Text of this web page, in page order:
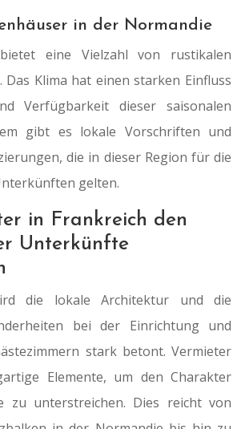
in der Normandie
eine Vielzahl von rustikalen
Das Klima hat einen starken Einfluss
Verfügbarkeit dieser saisonalen
gibt es lokale Vorschriften und
die in dieser Region für die
gelten.
in Frankreich den
Unterkünfte
die lokale Architektur und die
bei der Einrichtung und
stark betont. Vermieter
Elemente, um den Charakter
zu unterstreichen. Dies reicht von